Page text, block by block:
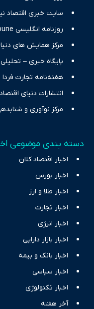
سایت خبری اقتصاد
روزنامه انگلیسی Financial Tribune
مرکز همایش های
پایگاه خبری –
هفته‌نامه تجارت فردا
انتشارات دنیای اقتصاد
مرکز نوآوری و
دسته بندی موضوعی
اخبار اقتصاد کلان
اخبار بورس
اخبار طلا و ارز
اخبار تجارت
اخبار انرژی
اخبار بازار دارایی
اخبار بانک و بیمه
اخبار سیاسی
اخبار تکنولوژی
آخر هفته